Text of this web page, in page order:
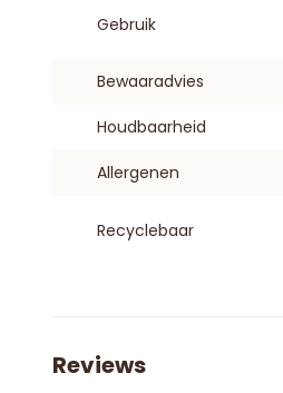
Gebruik
Bewaaradvies
Houdbaarheid
Allergenen
Recyclebaar
Reviews